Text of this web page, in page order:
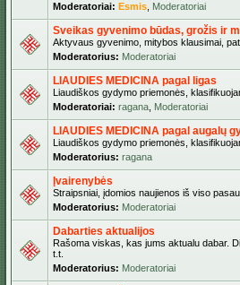
Moderatoriai: Esmis Moderatoriai
Sveikas gyvenimo būdas, grožis ir
Aktyvaus gyvenimo, mitybos klausimai,
Moderatorius: Moderatoriai
LIAUDIES MEDICINA pagal ligas
Liaudiškos gydymo priemonės,
Moderatoriai: ragana Moderatoriai
LIAUDIES MEDICINA pagal augalų
Liaudiškos gydymo priemonės,
Moderatorius: ragana
Įvairenybės
Straipsniai, įdomios naujienos iš viso
Moderatorius: Moderatoriai
Dabarties aktualijos
Rašoma viskas, kas jums aktualu dabar.
t.t.
Moderatorius: Moderatoriai